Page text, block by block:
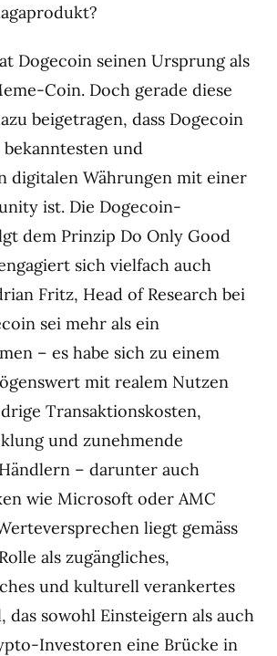
Dogecoin seinen Ursprung als
Coin. Doch gerade diese
beigetragen, dass Dogecoin
und
digitalen Währungen mit einer
ist. Die Dogecoin-
dem Prinzip Do Only Good
sich vielfach auch
Fritz, Head of Research bei
sei mehr als ein
– es habe sich zu einem
mit realem Nutzen
Transaktionskosten,
und zunehmende
– darunter auch
wie Microsoft oder AMC
liegt gemäss
als zugängliches,
und kulturell verankertes
das sowohl Einsteigern als auch
Investoren eine Brücke in